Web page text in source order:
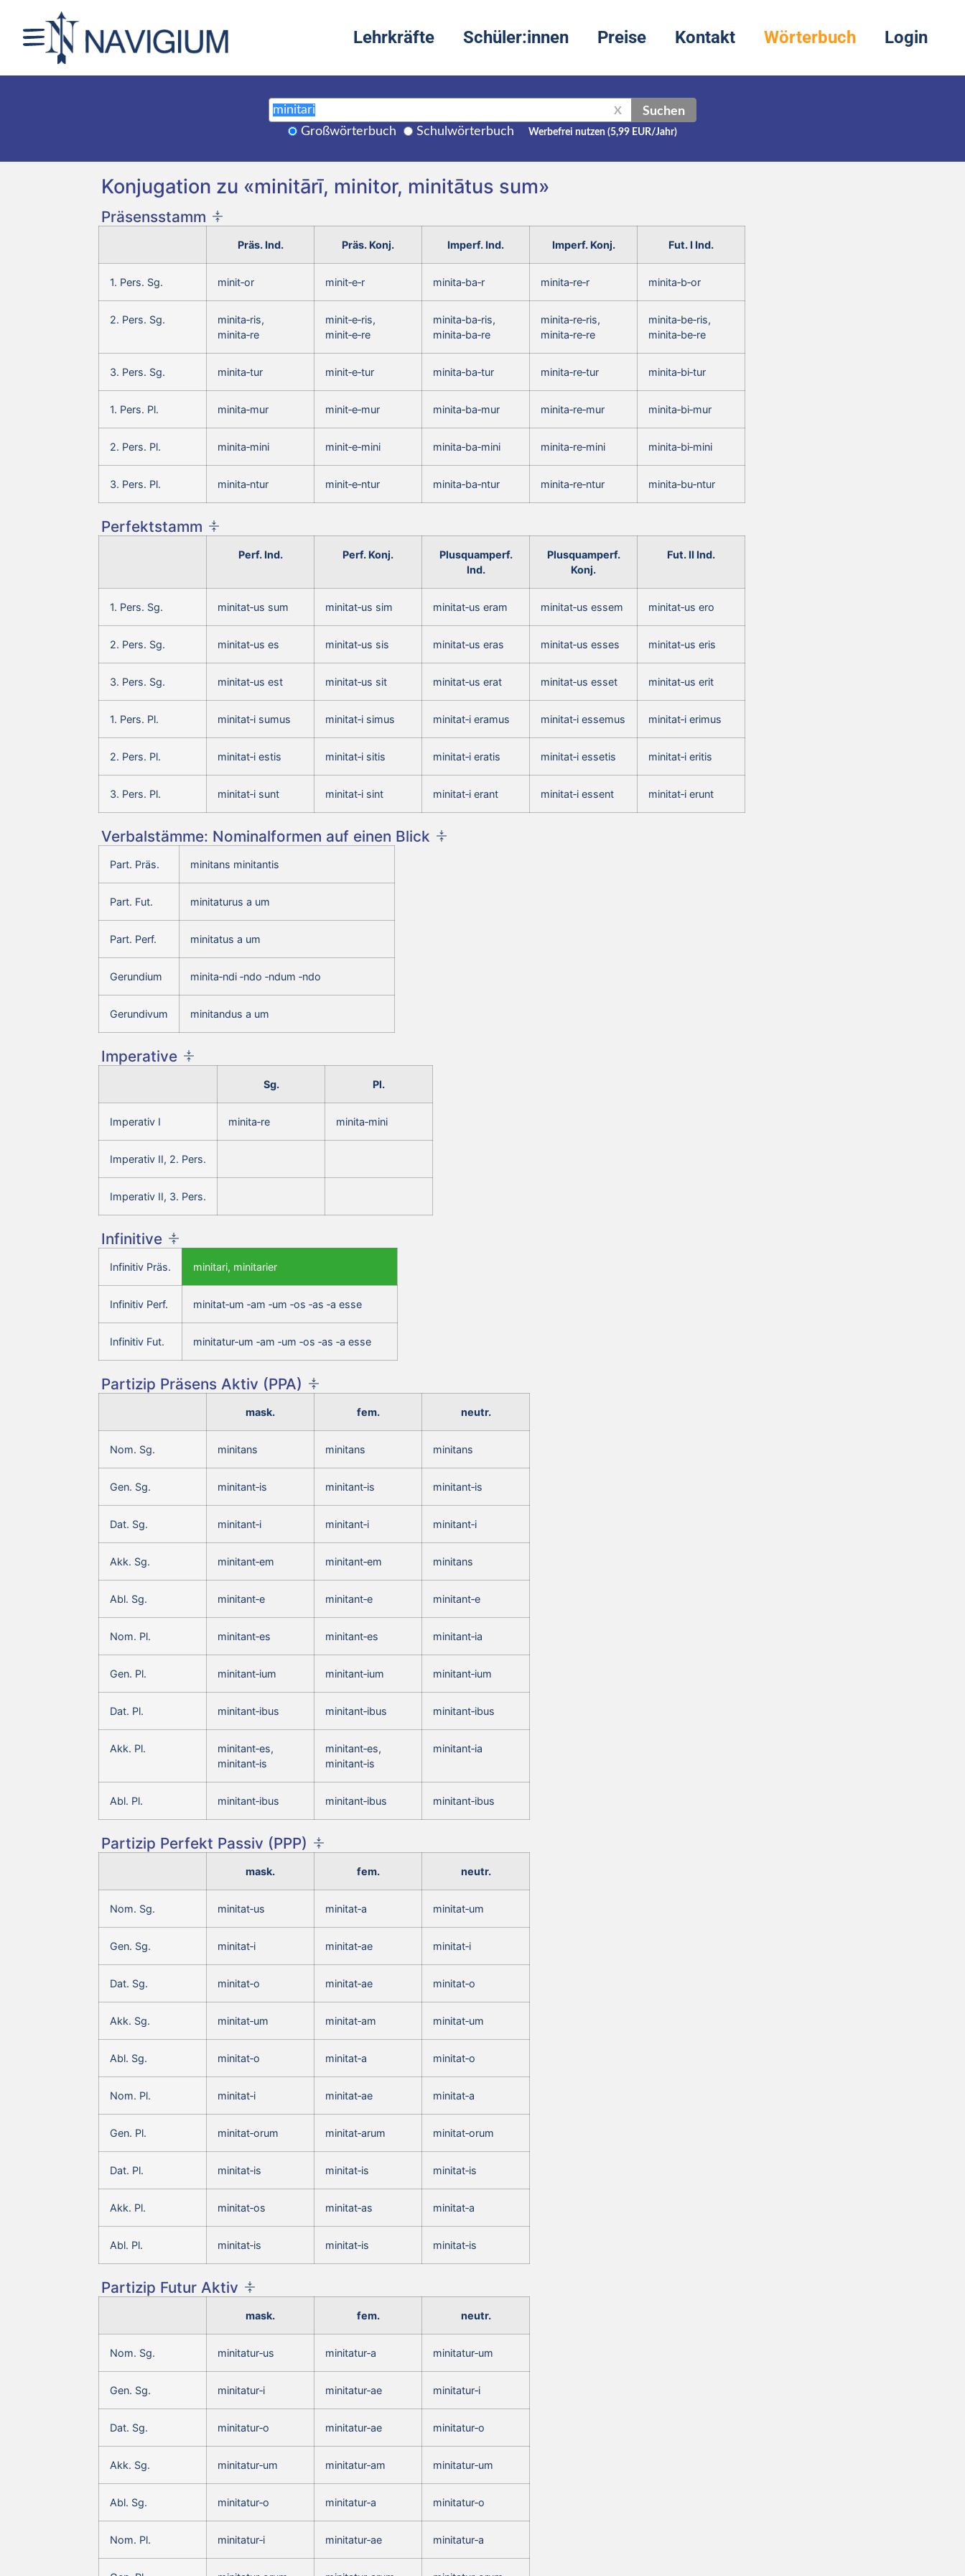
Lehrkräfte Schüler:innen Preise Kontakt Wörterbuch Login
X Suchen
Großwörterbuch Schulwörterbuch Werbefrei nutzen (5,99 EUR/Jahr)
Konjugation zu «minitārī, minitor, minitātus sum»
Präsensstamm
Präs. Ind. Präs. Konj. Imperf. Ind. Imperf. Konj. Fut. I Ind.
1. Pers. Sg. minit‑or minit‑e‑r minita‑ba‑r minita‑re‑r minita‑b‑or
2. Pers. Sg.
minita‑ris,
minita‑re
minit‑e‑ris,
minit‑e‑re
minita‑ba‑ris,
minita‑ba‑re
minita‑re‑ris,
minita‑re‑re
minita‑be‑ris,
minita‑be‑re
3. Pers. Sg. minita‑tur minit‑e‑tur minita‑ba‑tur minita‑re‑tur minita‑bi‑tur
1. Pers. Pl. minita‑mur minit‑e‑mur minita‑ba‑mur minita‑re‑mur minita‑bi‑mur
2. Pers. Pl. minita‑mini minit‑e‑mini minita‑ba‑mini minita‑re‑mini minita‑bi‑mini
3. Pers. Pl. minita‑ntur minit‑e‑ntur minita‑ba‑ntur minita‑re‑ntur minita‑bu‑ntur
Perfektstamm
Perf. Ind. Perf. Konj.
Plusquamperf.
Ind.
Plusquamperf.
Konj.
Fut. II Ind.
1. Pers. Sg. minitat‑us sum minitat‑us sim minitat‑us eram minitat‑us essem minitat‑us ero
2. Pers. Sg. minitat‑us es minitat‑us sis minitat‑us eras minitat‑us esses minitat‑us eris
3. Pers. Sg. minitat‑us est minitat‑us sit minitat‑us erat minitat‑us esset minitat‑us erit
1. Pers. Pl. minitat‑i sumus minitat‑i simus minitat‑i eramus minitat‑i essemus minitat‑i erimus
2. Pers. Pl. minitat‑i estis minitat‑i sitis minitat‑i eratis minitat‑i essetis minitat‑i eritis
3. Pers. Pl. minitat‑i sunt minitat‑i sint minitat‑i erant minitat‑i essent minitat‑i erunt
Verbalstämme: Nominalformen auf einen Blick
Part. Präs. minitans minitantis
Part. Fut. minitaturus a um
Part. Perf. minitatus a um
Gerundium minita‑ndi ‑ndo ‑ndum ‑ndo
Gerundivum minitandus a um
Imperative
Sg. Pl.
Imperativ I minita‑re minita‑mini
Imperativ II, 2. Pers.
Imperativ II, 3. Pers.
Infinitive
Infinitiv Präs. minitari, minitarier
Infinitiv Perf. minitat‑um ‑am ‑um ‑os ‑as ‑a esse
Infinitiv Fut. minitatur‑um ‑am ‑um ‑os ‑as ‑a esse
Partizip Präsens Aktiv (PPA)
mask. fem. neutr.
Nom. Sg. minitans minitans minitans
Gen. Sg. minitant‑is minitant‑is minitant‑is
Dat. Sg. minitant‑i minitant‑i minitant‑i
Akk. Sg. minitant‑em minitant‑em minitans
Abl. Sg. minitant‑e minitant‑e minitant‑e
Nom. Pl. minitant‑es minitant‑es minitant‑ia
Gen. Pl. minitant‑ium minitant‑ium minitant‑ium
Dat. Pl. minitant‑ibus minitant‑ibus minitant‑ibus
Akk. Pl.
minitant‑es,
minitant‑is
minitant‑es,
minitant‑is
minitant‑ia
Abl. Pl. minitant‑ibus minitant‑ibus minitant‑ibus
Partizip Perfekt Passiv (PPP)
mask. fem. neutr.
Nom. Sg. minitat‑us minitat‑a minitat‑um
Gen. Sg. minitat‑i minitat‑ae minitat‑i
Dat. Sg. minitat‑o minitat‑ae minitat‑o
Akk. Sg. minitat‑um minitat‑am minitat‑um
Abl. Sg. minitat‑o minitat‑a minitat‑o
Nom. Pl. minitat‑i minitat‑ae minitat‑a
Gen. Pl. minitat‑orum minitat‑arum minitat‑orum
Dat. Pl. minitat‑is minitat‑is minitat‑is
Akk. Pl. minitat‑os minitat‑as minitat‑a
Abl. Pl. minitat‑is minitat‑is minitat‑is
Partizip Futur Aktiv
mask. fem. neutr.
Nom. Sg. minitatur‑us minitatur‑a minitatur‑um
Gen. Sg. minitatur‑i minitatur‑ae minitatur‑i
Dat. Sg. minitatur‑o minitatur‑ae minitatur‑o
Akk. Sg. minitatur‑um minitatur‑am minitatur‑um
Abl. Sg. minitatur‑o minitatur‑a minitatur‑o
Nom. Pl. minitatur‑i minitatur‑ae minitatur‑a